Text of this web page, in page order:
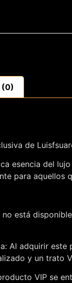
(0)
de
esencia del
para aquellos
está
Al adquirir
y un trato
VIP se